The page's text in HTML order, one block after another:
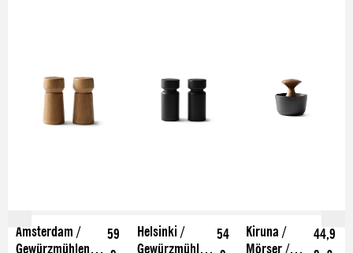
Amsterdam /
Gewürzmühlen-
59
Helsinki /
Gewürzmühlen-
54
Kiruna /
Mörser /
44,9